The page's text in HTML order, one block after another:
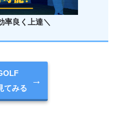
率良く上達＼
てみる